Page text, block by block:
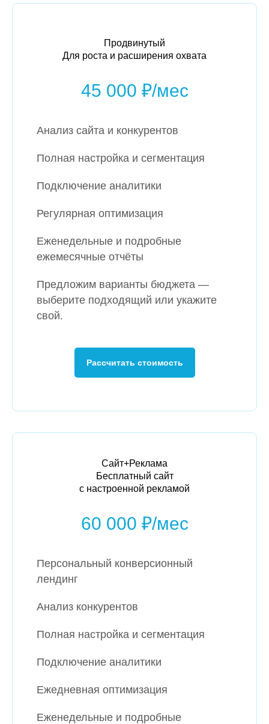
Продвинутый
Для роста и расширения охвата
45 000 ₽/мес
Анализ сайта и конкурентов
Полная настройка и сегментация
Подключение аналитики
Регулярная оптимизация
Еженедельные и подробные
ежемесячные отчёты
Предложим варианты бюджета —
выберите подходящий или укажите
свой.
Рассчитать стоимость
Сайт+Реклама
Бесплатный сайт
с настроенной рекламой
60 000 ₽/мес
Персональный конверсионный
лендинг
Анализ конкурентов
Полная настройка и сегментация
Подключение аналитики
Ежедневная оптимизация
Еженедельные и подробные